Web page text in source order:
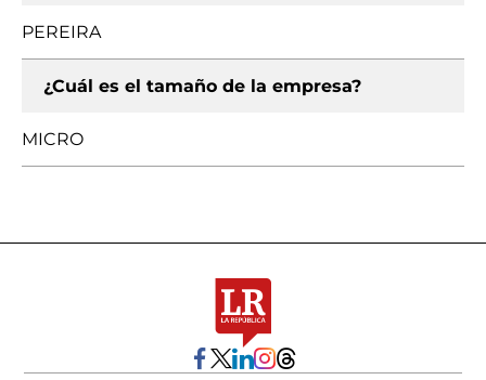
PEREIRA
¿Cuál es el tamaño de la empresa?
MICRO